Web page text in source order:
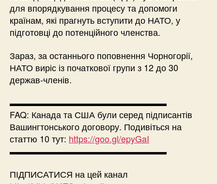
для впорядкування процесу та допомоги
країнам, які прагнуть вступити до НАТО, у
підготовці до потенційного членства.
Зараз, за ​​останнього поповнення Чорногорії,
НАТО виріс із початкової групи з 12 до 30
держав-членів.
▬▬▬▬▬▬▬▬▬▬▬▬▬▬▬▬▬▬
FAQ: Канада та США були серед підписантів
Вашингтонського договору. Подивіться на
статтю 10 тут: https://goo.gl/epyGaI
▬▬▬▬▬▬▬▬▬▬▬▬▬▬▬▬▬▬
ПІДПИСАТИСЯ на цей канал